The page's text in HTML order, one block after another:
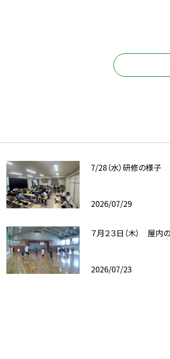
7/28（水）研修の様子
2026/07/29
７月２３日（木） 屋内
2026/07/23